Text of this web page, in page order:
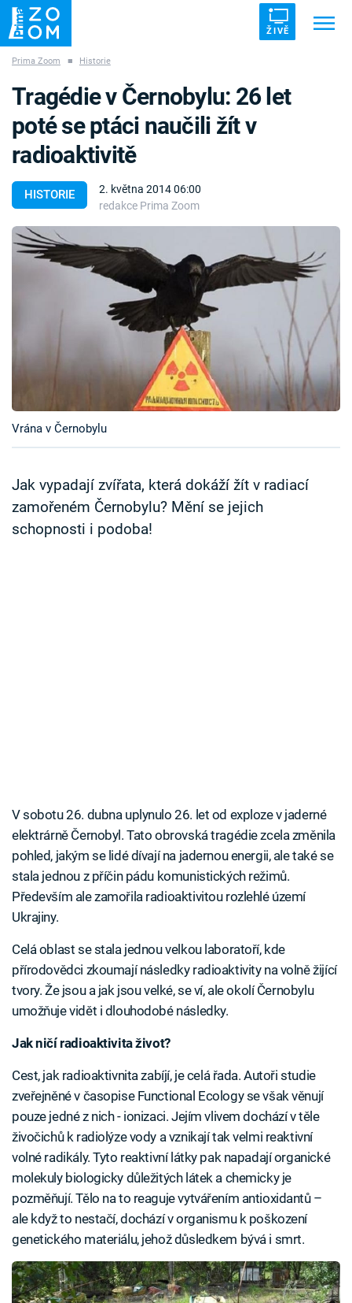
ŽIVĚ
ZÁHADY VETŘELCI DÁVNOVĚKU
Témata
Témata
TV Program
Časopis
Sledujte prima+
Sledujte nás
Prima Zoom ■ Historie
HISTORIE
2. května 2014 06:00
redakce Prima Zoom
Tragédie v Černobylu: 26 let
poté se ptáci naučili žít v
radioaktivitě
Vrána v Černobylu
Jak vypadají zvířata, která dokáží žít v radiací
zamořeném Černobylu? Mění se jejich
schopnosti i podoba!
V sobotu 26. dubna uplynulo 26. let od exploze v jaderné
elektrárně Černobyl. Tato obrovská tragédie zcela změnila
pohled, jakým se lidé dívají na jadernou energii, ale také se
stala jednou z příčin pádu komunistických režimů.
Především ale zamořila radioaktivitou rozlehlé území
Ukrajiny.
Celá oblast se stala jednou velkou laboratoří, kde
přírodovědci zkoumají následky radioaktivity na volně žijící
tvory. Že jsou a jak jsou velké, se ví, ale okolí Černobylu
umožňuje vidět i dlouhodobé následky.
Jak ničí radioaktivita život?
Cest, jak radioaktivnita zabíjí, je celá řada. Autoři studie
zveřejněné v časopise Functional Ecology se však věnují
pouze jedné z nich - ionizaci. Jejím vlivem dochází v těle
živočichů k radiolýze vody a vznikají tak velmi reaktivní
volné radikály. Tyto reaktivní látky pak napadají organické
molekuly biologicky důležitých látek a chemicky je
pozměňují. Tělo na to reaguje vytvářením antioxidantů –
ale když to nestačí, dochází v organismu k poškození
genetického materiálu, jehož důsledkem bývá i smrt.